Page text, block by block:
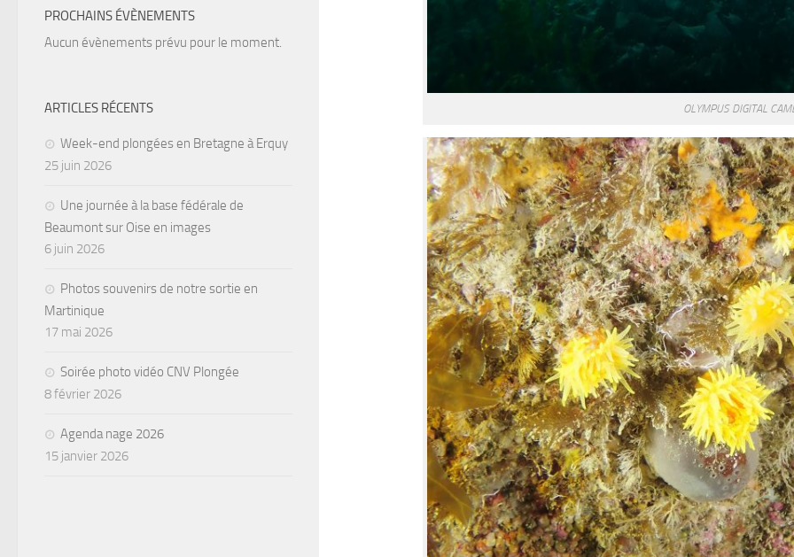
OLYMPUS DIGITAL
PROCHAINS ÉVÈNEMENTS
Aucun évènements prévu pour le moment.
ARTICLES RÉCENTS
Week-end plongées en Bretagne à Erquy
25 juin 2026
Une journée à la base fédérale de
Beaumont sur Oise en images
6 juin 2026
Photos souvenirs de notre sortie en
Martinique
17 mai 2026
Soirée photo vidéo CNV Plongée
8 février 2026
Agenda nage 2026
15 janvier 2026